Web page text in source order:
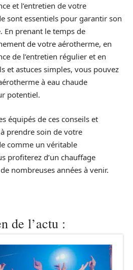
et l’entretien de votre
sont essentiels pour garantir son
En prenant le temps de
de votre aérotherme, en
de l’entretien régulier et en
et astuces simples, vous pouvez
à eau chaude
potentiel.
équipés de ces conseils et
prendre soin de votre
comme un véritable
profiterez d’un chauffage
nombreuses années à venir.
de l’actu :